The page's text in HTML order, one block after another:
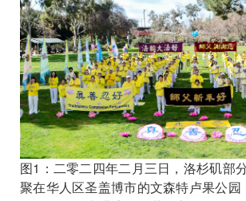
图1：二零二四年二月三日，洛杉矶部
聚在华人区圣盖博市的文森特卢果公